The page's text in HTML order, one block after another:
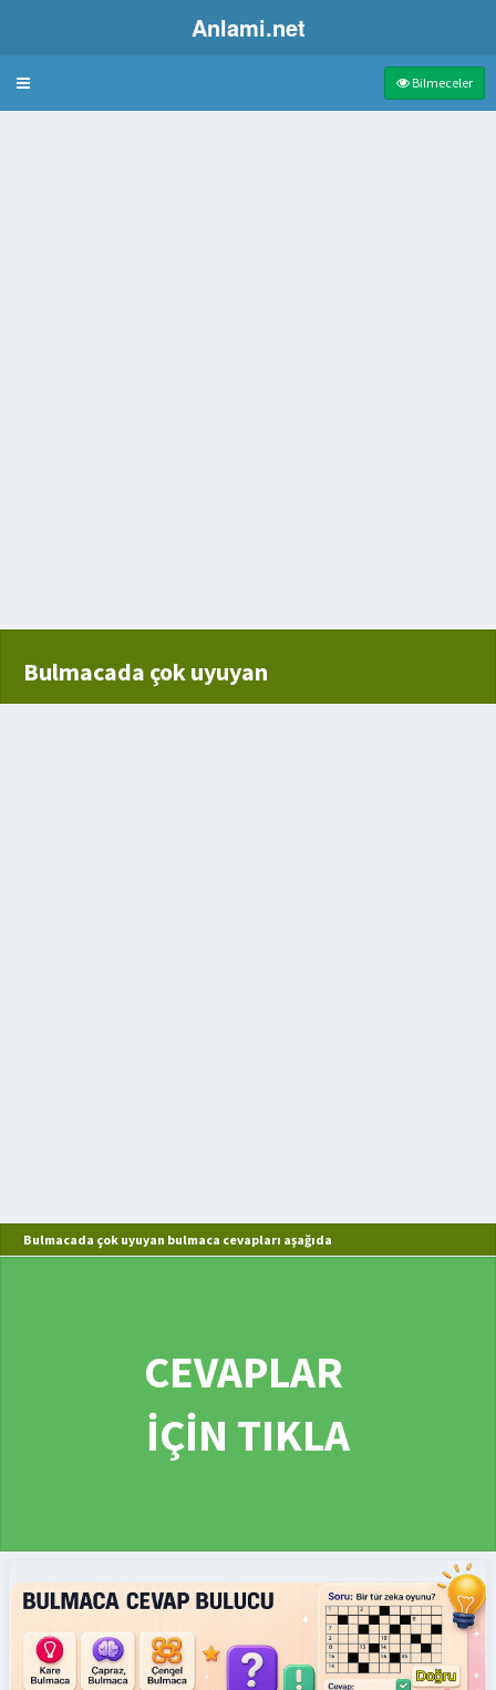
Anlami.net
Bulmaca Bilmeceler
Bulmacada çok uyuyan
Bulmacada çok uyuyan bulmaca cevapları aşağıda
CEVAPLAR
İÇİN TIKLA